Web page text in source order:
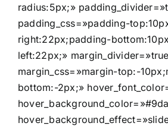
radius:5px;»
padding_css=»padding-
right:22px;padding-
left:22px;»
margin_css=»margin-top:-
bottom:-2px;»